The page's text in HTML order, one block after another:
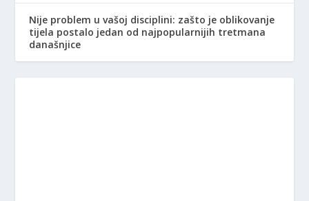
Nije problem u vašoj disciplini: zašto je oblikovanje
tijela postalo jedan od najpopularnijih tretmana
današnjice